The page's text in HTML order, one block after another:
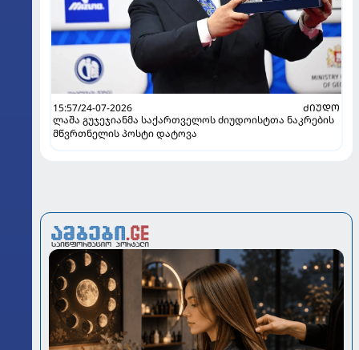
15:57/24-07-2026
ᲫᲘᲣᲓᲝ
ლაშა გუჯეჯიანმა საქართველოს ძიუდოისტთა ნაკრების
მწვრთნელის პოსტი დატოვა